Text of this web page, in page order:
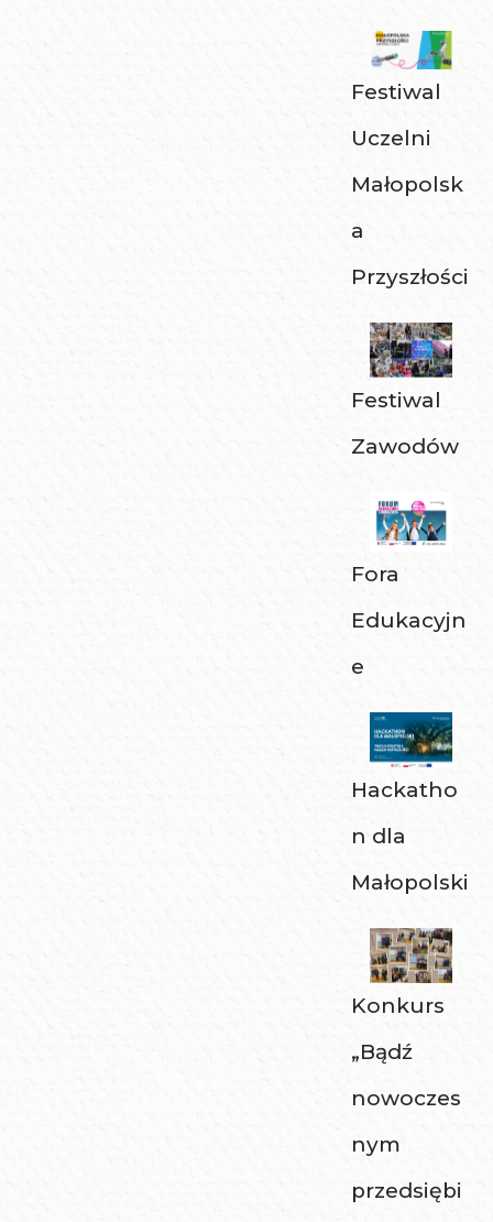
Festiwal
Uczelni
Małopolsk
a
Przyszłości
Festiwal
Zawodów
Fora
Edukacyjn
e
Hackatho
n dla
Małopolski
Konkurs
„Bądź
nowoczes
nym
przedsiębi